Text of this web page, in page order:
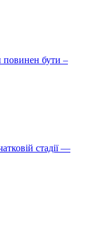
повинен бути –
стадії —